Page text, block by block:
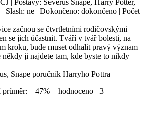
| Postavy: Severus Snape, Harry Potter,
Slash: ne | Dokončeno: dokončeno | Počet
začnou se čtvrtletními rodičovskými
se jich účastnit. Tváří v tvář bolesti, na
kroku, bude muset odhalit pravý význam
někdy ji najdete tam, kde byste to nikdy
Snape poručník Harryho Pottra
průměr: 47% hodnoceno 3